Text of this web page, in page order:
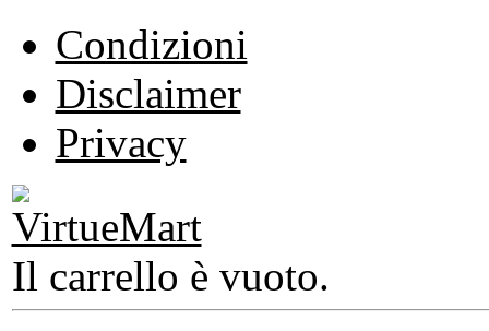
Condizioni
Disclaimer
Privacy
Il carrello è vuoto.